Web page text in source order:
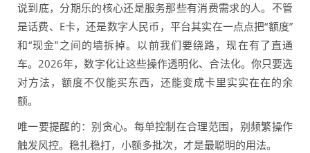
说到底，分期乐的核心还是服务那些有消费需求的人。不管
是话费、E卡，还是数字人民币，平台其实在一点点把“额度”
和“现金”之间的墙拆掉。以前我们要绕路，现在有了直通
车。2026年，数字化让这些操作透明化、合法化。你只要选
对方法，额度不仅能买东西，还能变成卡里实实在在的余
额。
唯一要提醒的：别贪心。每单控制在合理范围，别频繁操作
触发风控。稳扎稳打，小额多批次，才是最聪明的用法。